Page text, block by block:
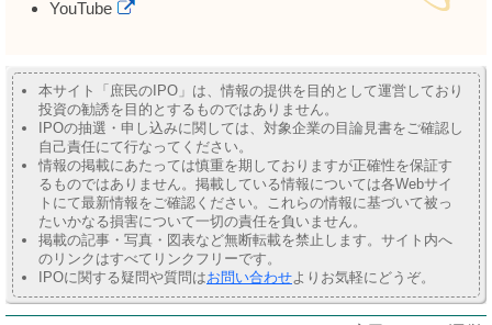
YouTube
本サイト「庶民のIPO」は、情報の提供を目的として運営しており
投資の勧誘を目的とするものではありません。
IPOの抽選・申し込みに関しては、対象企業の目論見書をご確認し
自己責任にて行なってください。
情報の掲載にあたっては慎重を期しておりますが正確性を保証す
るものではありません。掲載している情報については各Webサイ
トにて最新情報をご確認ください。これらの情報に基づいて被っ
たいかなる損害について一切の責任を負いません。
掲載の記事・写真・図表など無断転載を禁止します。サイト内へ
のリンクはすべてリンクフリーです。
IPOに関する疑問や質問はお問い合わせよりお気軽にどうぞ。